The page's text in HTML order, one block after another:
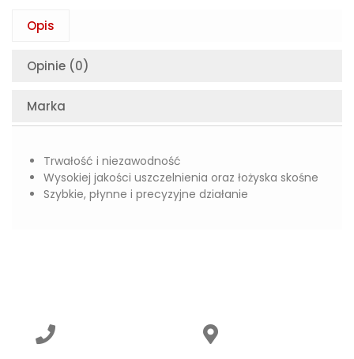
Opis
Opinie (0)
Marka
Trwałość i niezawodność
Wysokiej jakości uszczelnienia oraz łożyska skośne
Szybkie, płynne i precyzyjne działanie